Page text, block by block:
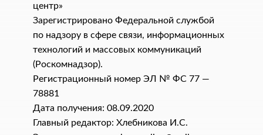
центр»
Зарегистрировано Федеральной службой
по надзору в сфере связи, информационных
технологий и массовых коммуникаций
(Роскомнадзор).
Регистрационный номер ЭЛ № ФС 77 —
78881
Дата получения: 08.09.2020
Главный редактор: Хлебникова И.C.